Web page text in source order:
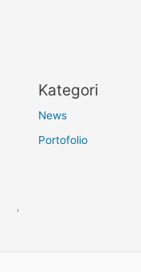
Kategori
News
Portofolio
'